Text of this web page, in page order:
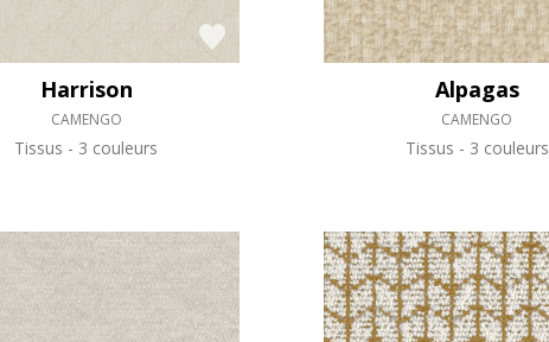
Harrison
CAMENGO
Tissus 3 couleurs
Alpagas
CAMENGO
Tissus 3 couleurs